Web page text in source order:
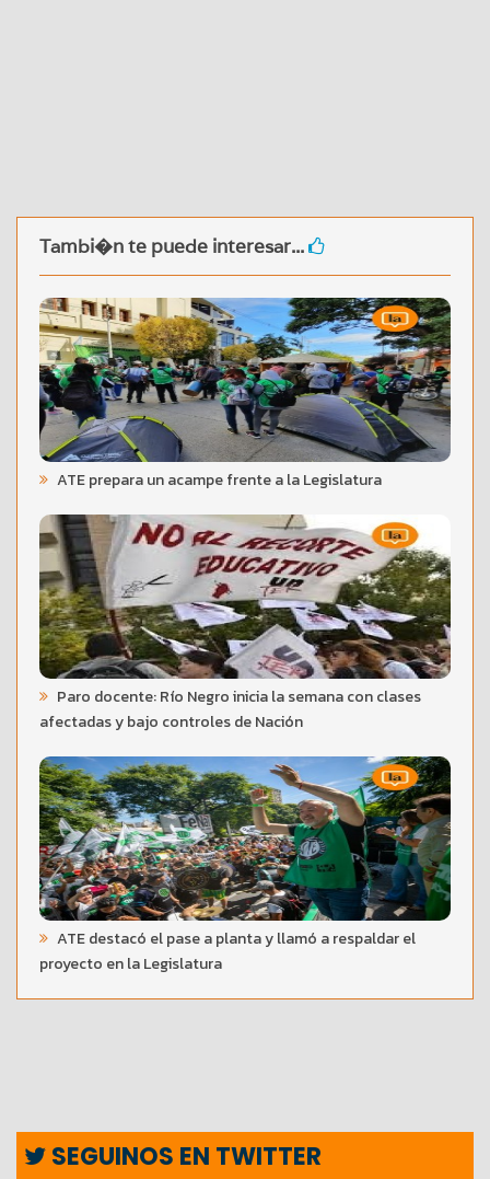
Tambi�n te puede interesar...
ATE prepara un acampe frente a la Legislatura
Paro docente: Río Negro inicia la semana con clases
afectadas y bajo controles de Nación
ATE destacó el pase a planta y llamó a respaldar el
proyecto en la Legislatura
SEGUINOS EN TWITTER